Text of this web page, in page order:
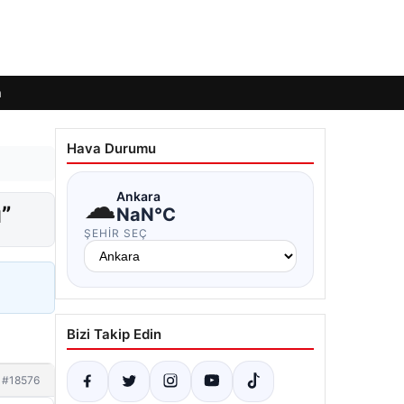
#18576
Hava Durumu
☁Ankara
NaN°C
ŞEHIR SEÇ
Bizi Takip Edin